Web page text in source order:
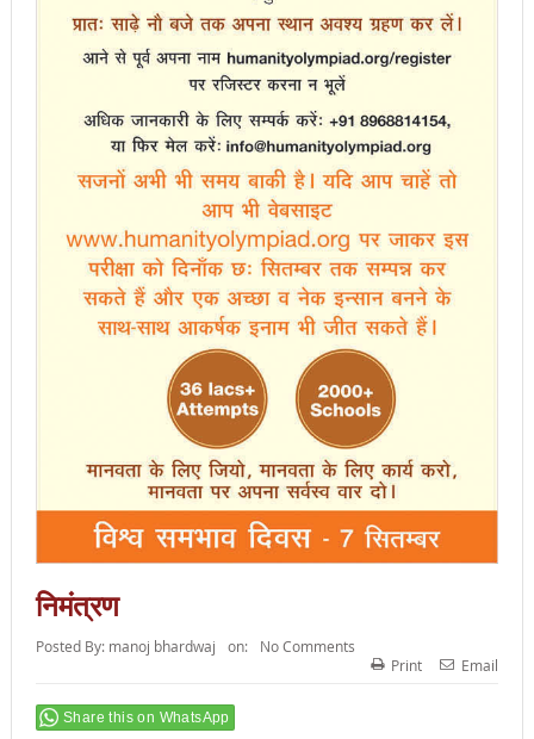
निमंत्रण
Posted By: manoj bhardwaj on:
No Comments
Print
Email
Share this on WhatsApp